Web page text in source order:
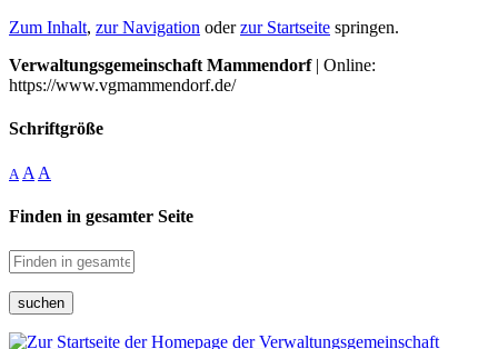
Zum Inhalt, zur Navigation oderzur Startseite springen.
Verwaltungsgemeinschaft Mammendorf| Online:
https://www.vgmammendorf.de/
Schriftgröße
A A A
Finden in gesamter Seite
suchen